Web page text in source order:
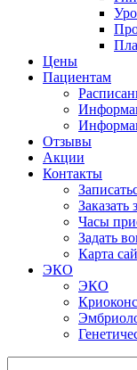
Цены
Пациентам
Отзывы
Акции
Контакты
Заказать
Часы
Задать
Карта
ЭКО
ЭКО